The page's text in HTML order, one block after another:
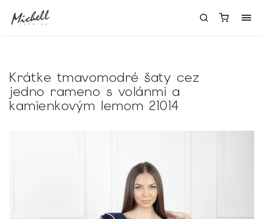
Krátke tmavomodré šaty cez
jedno rameno s volánmi a
kamienkovým lemom 21014